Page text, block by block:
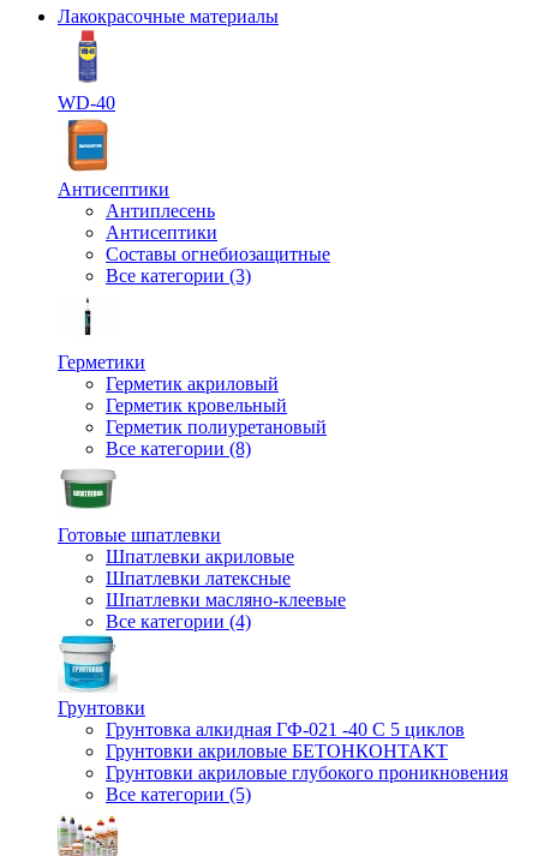
Лакокрасочные материалы
WD-40
Антисептики
Антиплесень
Антисептики
Составы огнебиозащитные
Все категории (3)
Герметики
Герметик акриловый
Герметик кровельный
Герметик полиуретановый
Все категории (8)
Готовые шпатлевки
Шпатлевки акриловые
Шпатлевки латексные
Шпатлевки масляно-клеевые
Все категории (4)
Грунтовки
Грунтовка алкидная ГФ-021 -40 С 5 циклов
Грунтовки акриловые БЕТОНКОНТАКТ
Грунтовки акриловые глубокого проникновения
Все категории (5)